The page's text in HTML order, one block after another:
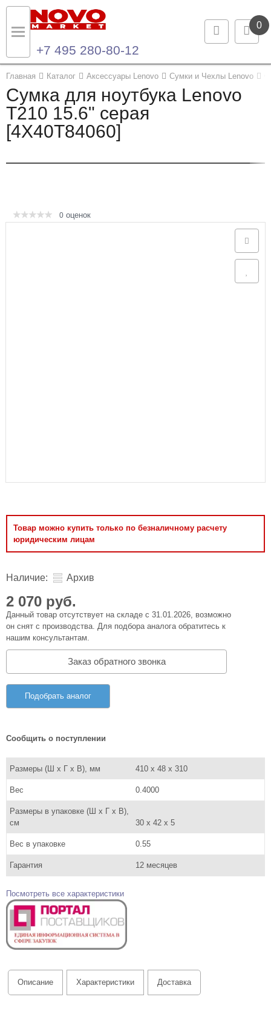
0
+7 495 280-80-12
Главная Каталог Аксессуары Lenovo Сумки и Чехлы Lenovo
Сумка для ноутбука Lenovo
T210 15.6" серая
[4X40T84060]
Товар можно купить только по безналичному расчету
юридическим лицам
0 оценок
Наличие: Архив
2 070 руб.
Данный товар отсутствует на складе с 31.01.2026, возможно
он снят с производства. Для подбора аналога обратитесь к
нашим консультантам.
Заказ обратного звонка
Подобрать аналог
Сообщить о поступлении
Размеры (Ш x Г x В), мм 410 x 48 x 310
Вес 0.4000
Размеры в упаковке (Ш x Г x В),
см
30 x 42 x 5
Вес в упаковке 0.55
Гарантия 12 месяцев
Посмотреть все характеристики
Описание Характеристики Доставка
Назад
Каталог продукции
Ноутбуки и ультрабуки
Серверы и СХД
Назад
Контакты
Контактная информация